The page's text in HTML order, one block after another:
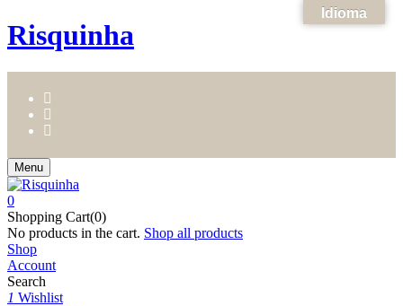
Risquinha
Menu
0
Shopping Cart(0)
No products in the cart. Shop all products
Shop
Account
Search
1 Wishlist
Idioma